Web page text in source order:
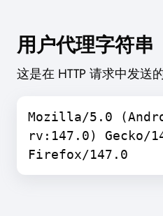
用户代理字符串
这是在 HTTP 请求中发送
Mozilla/5.0
rv:147.0) Gecko/
Firefox/147.0